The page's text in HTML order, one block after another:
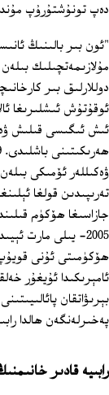
دەپ تونۇشتۇرۇپ
"ئون بىر بالىنىڭ
مۇلازىمەتچىلىك
دوللارلىق بىر
ئوقۇتۇش ئىشلىرىغا
ئىش ئىگىسى قىلىش
ۋەكىللەر ئۆمىكى
تەرىپىدىن قولغا
2005‏- يىلى مارت
ھۆكۈمىتى ئۇنى قويۇپ
ئامېرىكىدا ئۇيغۇر
بېرىۋاتقان
پەخىرلەنگەن ھالدا
رابىيە قادىر